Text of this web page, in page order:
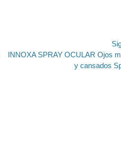
Entrada
INNOXA SPRAY OCULAR Ojos
y cansados